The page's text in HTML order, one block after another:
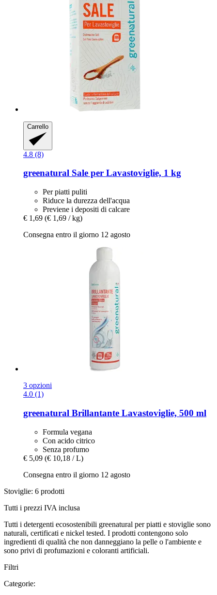
Carrello
4.8 (8)
greenatural Sale per Lavastoviglie, 1 kg
Per piatti puliti
Riduce la durezza dell'acqua
Previene i depositi di calcare
€ 1,69 (€ 1,69 / kg)
Consegna entro il giorno 12 agosto
3 opzioni
4.0 (1)
greenatural Brillantante Lavastoviglie, 500 ml
Formula vegana
Con acido citrico
Senza profumo
€ 5,09 (€ 10,18 / L)
Consegna entro il giorno 12 agosto
Stoviglie: 6 prodotti
Tutti i prezzi IVA inclusa
Tutti i detergenti ecosostenibili greenatural per piatti e stoviglie sono
naturali, certificati e nickel tested. I prodotti contengono solo
ingredienti di qualità che non danneggiano la pelle o l'ambiente e
sono privi di profumazioni e coloranti artificiali.
Filtri
Categorie: